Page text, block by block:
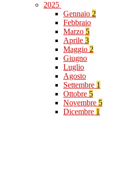
2025
Gennaio 2
Febbraio
Marzo 5
Aprile 3
Maggio 2
Giugno
Luglio
Agosto
Settembre 1
Ottobre 5
Novembre 5
Dicembre 1